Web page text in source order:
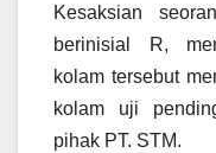
Kesaksian
berinisial R,
kolam tersebut
kolam uji
pihak PT. STM.